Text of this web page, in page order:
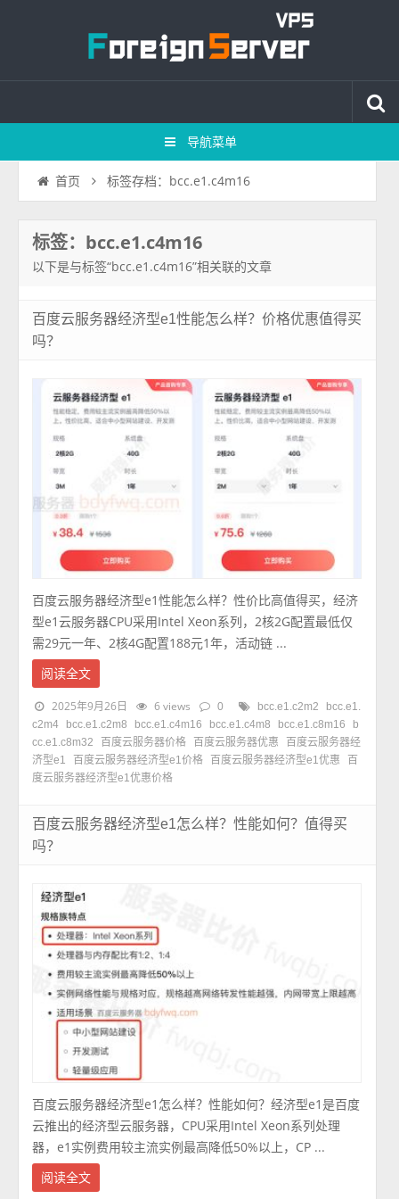
导航菜单
首页 标签存档：bcc.e1.c4m16
标签：bcc.e1.c4m16
以下是与标签“bcc.e1.c4m16”相关联的文章
百度云服务器经济型e1性能怎么样？价格优惠值得买
吗？
百度云服务器经济型e1性能怎么样？性价比高值得买，经济
型e1云服务器CPU采用Intel Xeon系列，2核2G配置最低仅
需29元一年、2核4G配置188元1年，活动链 ...
阅读全文
2025年9月26日 6 views 0 bcc.e1.c2m2
bcc.e1.
c2m4
bcc.e1.c2m8 bcc.e1.c4m16 bcc.e1.c4m8 bcc.e1.c8m16
b
cc.e1.c8m32
百度云服务器价格 百度云服务器优惠
百度云服务器经
济型e1
百度云服务器经济型e1价格 百度云服务器经济型e1优惠
百
度云服务器经济型e1优惠价格
百度云服务器经济型e1怎么样？性能如何？值得买
吗？
百度云服务器经济型e1怎么样？性能如何？经济型e1是百度
云推出的经济型云服务器，CPU采用Intel Xeon系列处理
器，e1实例费用较主流实例最高降低50%以上，CP ...
阅读全文